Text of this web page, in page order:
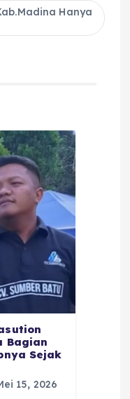
Hanya
Bagian
Sejak
15, 2026